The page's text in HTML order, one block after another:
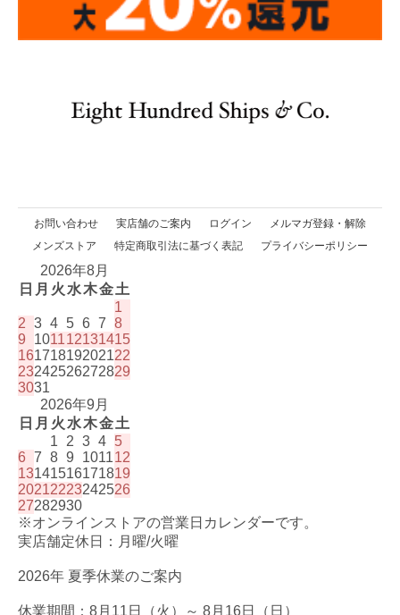
お問い合わせ 実店舗のご案内 ログイン
メルマガ登録・解除
メンズストア
特定商取引法に基づく表記 プライバシーポリシー
2026年8月
日 月 火 水木金土
1
2 3 4 5 6 7 8
9
101112131415
16171819202122
23242526272829
3031
2026年9月
日 月 火 水木金土
1
2 3 4 5
6 7 8 9 101112
13141516171819
20212223242526
27282930
※オンラインストアの営業日カレンダーです。
実店舗定休日：月曜/火曜
2026年 夏季休業のご案内
休業期間：8月11日（火）～ 8月16日（日）